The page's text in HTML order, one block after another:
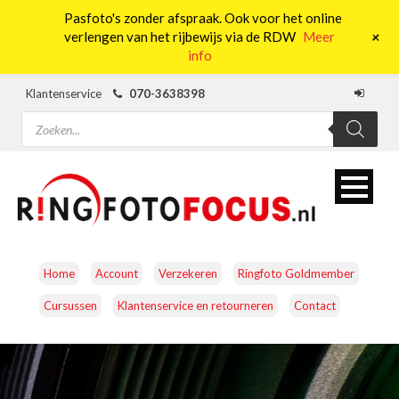
Klantenservice
070-3638398
Producten
zoeken
Home Account Verzekeren Ringfoto Goldmember
Cursussen Klantenservice en retourneren Contact
CAMERA’S OBJECTIEVEN ACCESSOIRES
Pasfoto's zonder afspraak. Ook voor het online
verlengen van het rijbewijs via de RDW Meer
info
+